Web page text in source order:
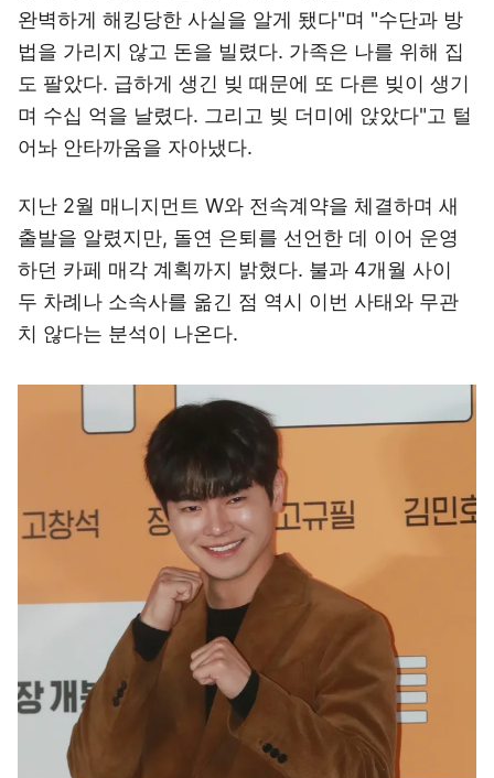
완벽하게 해킹당한 사실을 알게 됐다"며 "수단과 방
법을 가리지 않고 돈을 빌렸다. 가족은 나를 위해 집
도 팔았다. 급하게 생긴 빚 때문에 또 다른 빚이 생기
며 수십 억을 날렸다. 그리고 빚 더미에 앉았다"고 털
어놔 안타까움을 자아냈다.
지난 2월 매니지먼트 W와 전속계약을 체결하며 새
출발을 알렸지만, 돌연 은퇴를 선언한 데 이어 운영
하던 카페 매각 계획까지 밝혔다. 불과 4개월 사이
두 차례나 소속사를 옮긴 점 역시 이번 사태와 무관
치 않다는 분석이 나온다.